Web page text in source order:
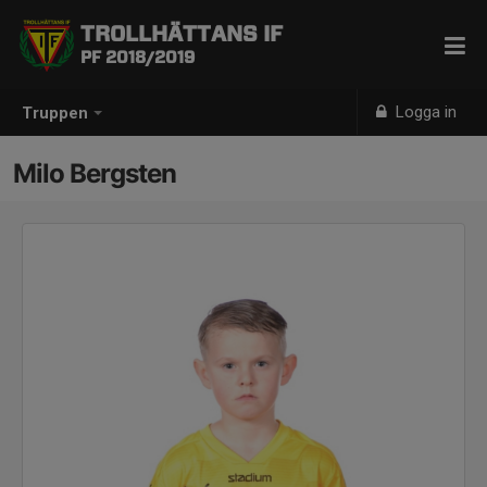
Truppen Logga in
TROLLHÄTTANS IF
PF 2018/2019
Milo Bergsten